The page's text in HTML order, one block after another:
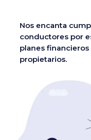
Nos encanta
conductores por
planes
propietarios.